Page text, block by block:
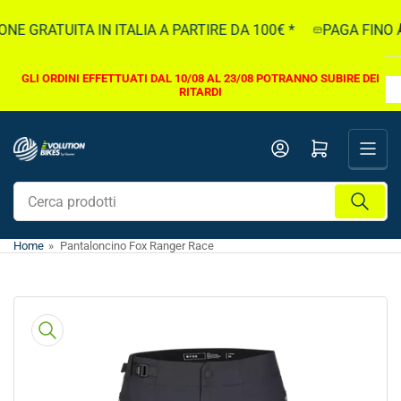
direttamente
contenuti
GRATUITA IN ITALIA A PARTIRE DA 100€ * PAGA FINO
GLI ORDINI EFFETTUATI DAL 10/08 AL 23/08 POTRANNO SUBIRE DEI
RITARDI
Cerca
prodotti
Apri il mini carrello
Home » Pantaloncino Fox Ranger Race
direttamente